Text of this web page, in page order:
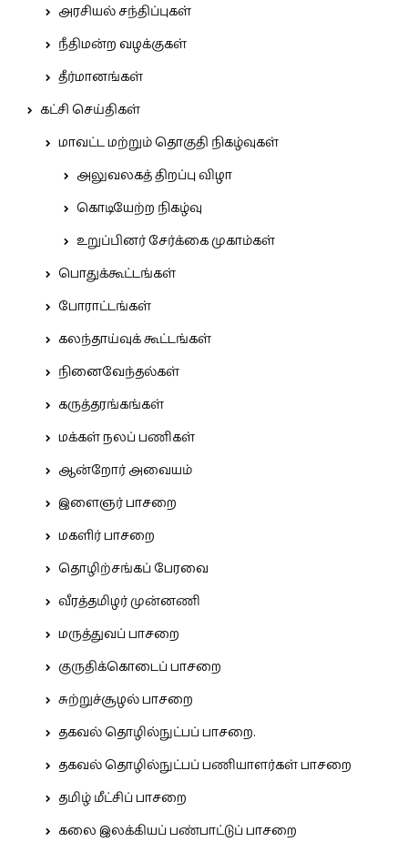
அரசியல் சந்திப்புகள்
நீதிமன்ற வழக்குகள்
தீர்மானங்கள்
கட்சி செய்திகள்
மாவட்ட மற்றும் தொகுதி நிகழ்வுகள்
அலுவலகத் திறப்பு விழா
கொடியேற்ற நிகழ்வு
உறுப்பினர் சேர்க்கை முகாம்கள்
பொதுக்கூட்டங்கள்
போராட்டங்கள்
கலந்தாய்வுக் கூட்டங்கள்
நினைவேந்தல்கள்
கருத்தரங்கங்கள்
மக்கள் நலப் பணிகள்
ஆன்றோர் அவையம்
இளைஞர் பாசறை
மகளிர் பாசறை
தொழிற்சங்கப் பேரவை
வீரத்தமிழர் முன்னணி
மருத்துவப் பாசறை
குருதிக்கொடைப் பாசறை
சுற்றுச்சூழல் பாசறை
தகவல் தொழில்நுட்பப் பாசறை.
தகவல் தொழில்நுட்பப் பணியாளர்கள் பாசறை
தமிழ் மீட்சிப் பாசறை
கலை இலக்கியப் பண்பாட்டுப் பாசறை